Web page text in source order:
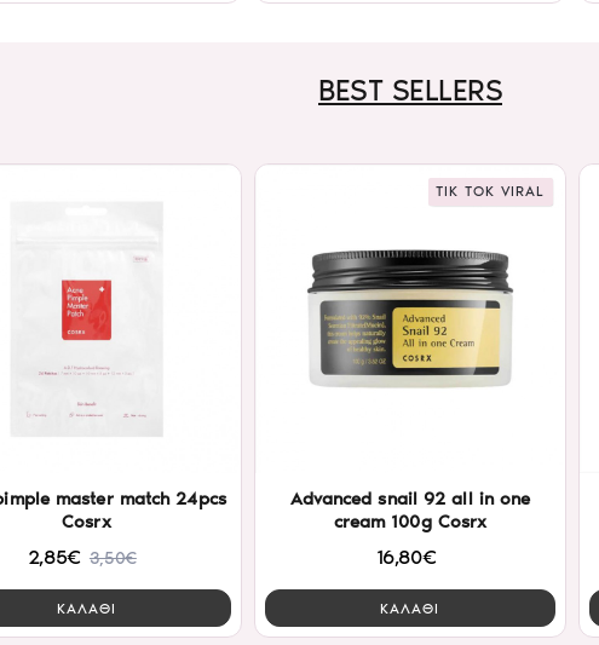
BEST SELLERS
master match 24pcs
Cosrx
2,85€ 3,50€
ΚΑΛΑΘΙ
TIK TOK VIRAL
Advanced snail 92 all in one
cream 100g Cosrx
16,80€
ΚΑΛΑΘΙ